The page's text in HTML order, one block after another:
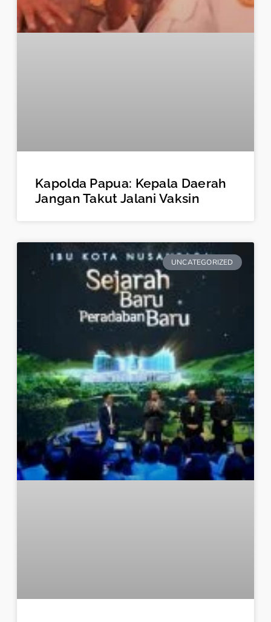
Kapolda Papua: Kepala Daerah
Jangan Takut Jalani Vaksin
UNCATEGORIZED